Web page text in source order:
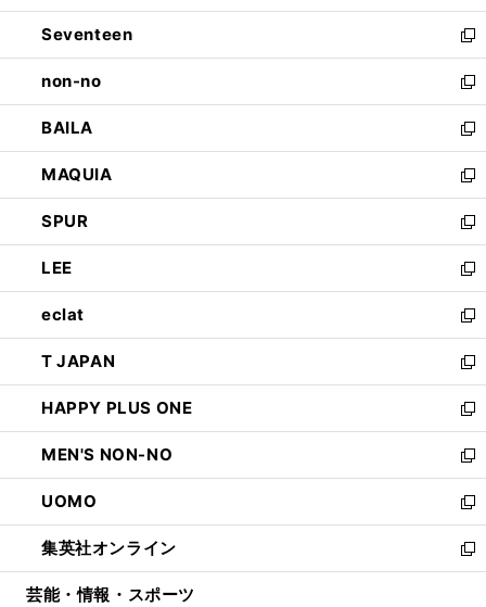
開
く
ウ
で
開
く
ン
ド
ウ
で
開
く
Seventeen
新
し
い
ウ
ィ
ン
ド
ウ
で
開
く
non-no
新
し
い
ウ
ィ
ン
ド
ウ
で
開
く
BAILA
新
し
い
ウ
ィ
ン
ド
ウ
で
開
く
MAQUIA
新
し
い
ウ
ィ
ン
ド
ウ
で
開
く
SPUR
新
し
い
ウ
ィ
ン
ド
ウ
で
開
く
LEE
新
し
い
ウ
ィ
ン
ド
ウ
で
開
く
eclat
新
し
い
ウ
ィ
ン
ド
ウ
で
開
く
T JAPAN
新
し
い
ウ
ィ
ン
ド
ウ
で
開
HAPPY PLUS ONE
新
し
い
ウ
ィ
ン
ド
ウ
MEN'S NON-NO
新
し
い
ウ
ィ
ン
UOMO
新
し
い
ウ
集英社オンライン
新
し
芸能・情報・スポーツ